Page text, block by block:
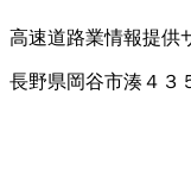
高速道路業情報提供
長野県岡谷市湊４３